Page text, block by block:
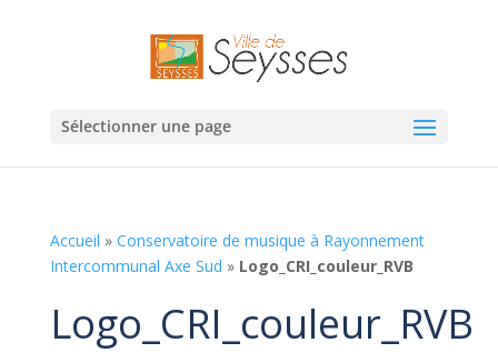
Sélectionner une page
Accueil » Conservatoire de musique à Rayonnement
Intercommunal Axe Sud » Logo_CRI_couleur_RVB
Logo_CRI_couleur_RVB